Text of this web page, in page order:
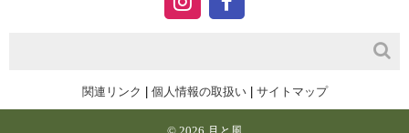
関連リンク 個人情報の取扱い| サイトマップ